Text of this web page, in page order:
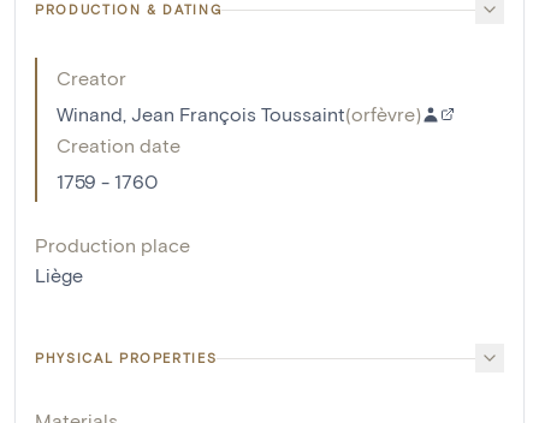
PRODUCTION & DATING
Creator
Winand, Jean François Toussaint(orfèvre)
Creation date
1759 - 1760
Production place
Liège
PHYSICAL PROPERTIES